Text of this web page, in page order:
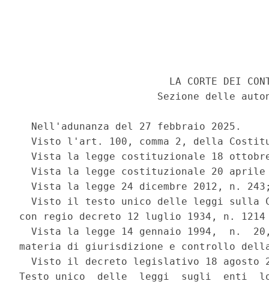
LA CORTE DEI
Sezione delle
  Nell'adunanza del 27 febbraio 2025.
Visto l'art. 100, comma 2, della
Vista la legge costituzionale 18
Vista la legge costituzionale 20
Vista la legge 24 dicembre 2012, n.
Visto il testo unico delle leggi sulla
con regio decreto 12 luglio 1934, n.
Vista la legge 14 gennaio 1994,  n.
materia di giurisdizione e controllo
Visto il decreto legislativo 18 agosto
Testo unico  delle  leggi  sugli  enti